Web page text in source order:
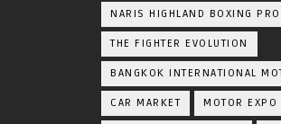
NARIS HIGHLAND BOXING
THE FIGHTER EVOLUTION
BANGKOK INTERNATIONAL
CAR MARKET MOTOR